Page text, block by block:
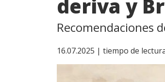
deriva y
Recomendaciones
16.07.2025 | tiempo de